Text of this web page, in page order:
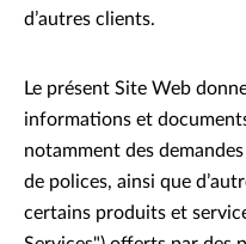
d’autres clients.
Le présent Site Web
informations et
notamment des
de polices, ainsi que
certains produits et